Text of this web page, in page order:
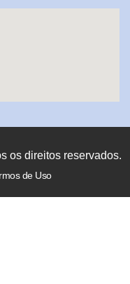
os direitos reservados.
de Uso